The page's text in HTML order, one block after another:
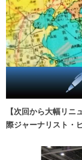
【次回から大幅リ
際ジャーナリスト・